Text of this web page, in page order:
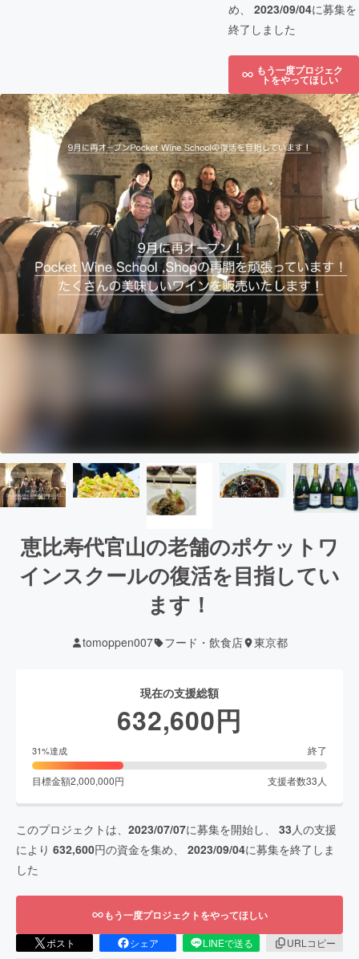
め、 2023/09/04に募集を
終了しました
もう一度プロジェク
トをやってほしい
恵比寿代官山の老舗のポケットワ
インスクールの復活を目指してい
ます！
tomoppen007 フード・飲食店 東京都
現在の支援総額
632,600円
31%達成 終了
目標金額2,000,000円 支援者数33 人
このプロジェクトは、 2023/07/07に募集を開始し、 33人の支援
により 632,600円の資金を集め、 2023/09/04に募集を終了しま
した
もう一度プロジェクトをやってほしい
ポスト シェア LINEで送る
URLコピー